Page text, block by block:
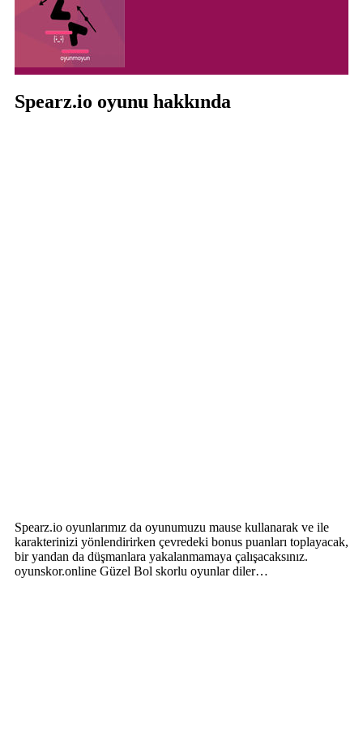
Spearz.io oyunu hakkında
Spearz.io oyunlarımız da oyunumuzu mause kullanarak ve ile
karakterinizi yönlendirirken çevredeki bonus puanları toplayacak,
bir yandan da düşmanlara yakalanmamaya çalışacaksınız.
oyunskor.online Güzel Bol skorlu oyunlar diler…